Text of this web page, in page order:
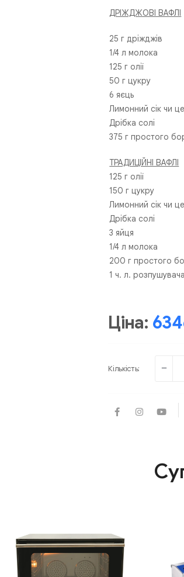
ДРІЖДЖОВІ ВАФЛІ
25 г дріжджів
1/4 л молока
125 г олії
50 г цукру
6 яєць
Лимонний сік чи
Дрібка солі
375 г простого
ТРАДИЦІЙНІ ВАФЛІ
125 г олії
150 г цукру
Лимонний сік чи
Дрібка солі
3 яйця
1/4 л молока
200 г простого
1 ч. л. розпушувача
Ціна:
Кількість: